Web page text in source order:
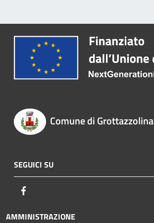
Comune di Grottazzolina
SEGUICI SU
AMMINISTRAZIONE